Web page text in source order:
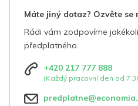
Máte jiný dotaz? Ozvěte se
Rádi vám zodpovíme
předplatného.
+420 217 777 888
(Každý pracovní den od